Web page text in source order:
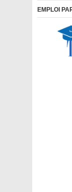
EMPLOI